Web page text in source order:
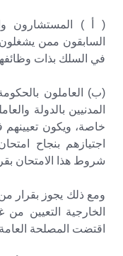
( أ ) المستشارون
السابقون ممن
في السلك بذات
(ب) العاملون
المدنيين بالدولة
خاصة، ويكون
اجتيازهم بنجاح
شروط هذا الامتحان
ومع ذلك يجوز بقرار
الخارجية التعيين
اقتضت المصلحة